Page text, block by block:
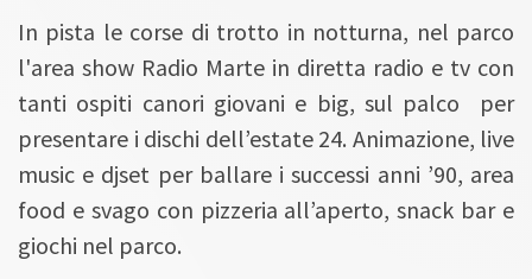
In pista le corse di trotto in notturna, nel parco
l'area show Radio Marte in diretta radio e tv con
tanti ospiti canori giovani e big, sul palco per
presentare i dischi dell’estate 24. Animazione, live
music e djset per ballare i successi anni ’90, area
food e svago con pizzeria all’aperto, snack bar e
giochi nel parco.